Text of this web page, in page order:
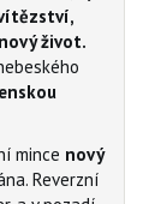
život.
mince nový
Reverzní